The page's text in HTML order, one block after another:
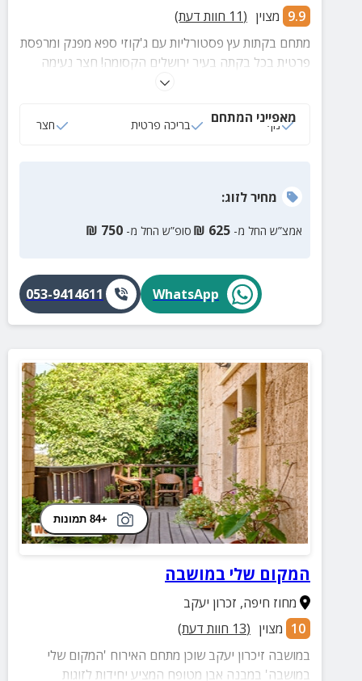
9.9 מצוין (
11 חוות דעת)
מתחם בקתות עץ פסטורליות עם ג'קוזי ספא מפנק ומרפסת
פרטית בכל בקתה בעיר ירושלים הקסומה! חצר נעימה
ומטופחת תיהנו מבריכה סאונה יבשה, אבזור מלא ואירוח
מאפייני המתחם
נוף בריכה פרטית חצר
מחירלזוג:
אמצ”ש החל מ- 625
₪ סופ”ש החל מ- 750
₪
WhatsApp
053-9414611
+84 תמונות
המקום שלי במושבה
מחוז חיפה, זכרון יעקב
10 מצוין (
13 חוות דעת)
במושבה זיכרון יעקב שוכן מתחם האירוח 'המקום שלי
במושבה' במבנה אבן מטופח המציע יחידות לזוגות